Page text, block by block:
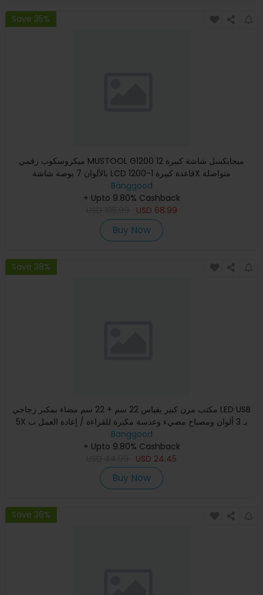
Save 35%
ميكروسكوب رقمي MUSTOOL G1200 12 ميجابكسل شاشة كبيرة
بالألوان 7 بوصة شاشة LCD قاعدة كبيرة 1-1200X متواصلة
Banggood
+ Upto 9.80% Cashback
USD 68.99
Buy Now
Save 38%
مكتب مرن كبير بقياس 22 سم + 22 سم مضاء بمكبر زجاجي LED USB
5X بـ 3 ألوان ومصباح مضيء وعدسة مكبرة للقراءة / إعادة العمل ب
Banggood
+ Upto 9.80% Cashback
USD 24.45
Buy Now
Save 36%